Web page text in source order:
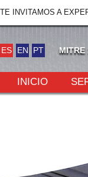
INICIO
ES EN PT MITRE
TE INVITAMOS A